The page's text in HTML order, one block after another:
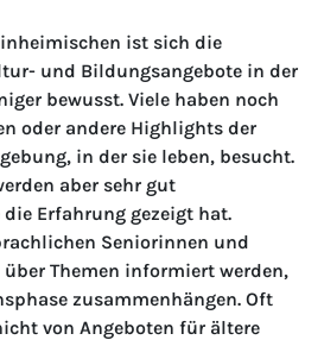
ist sich die
und Bildungsangebote in der
bewusst. Viele haben noch
oder andere Highlights der
in der sie leben, besucht.
aber sehr gut
Erfahrung gezeigt hat.
Seniorinnen und
Themen informiert werden,
zusammenhängen. Oft
von Angeboten für ältere